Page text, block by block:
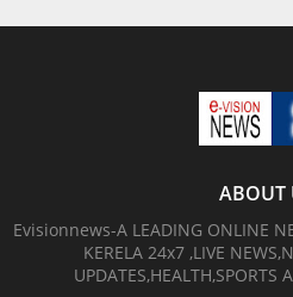
ABOUT
Evisionnews-A LEADING ONLINE
KERELA 24x7 ,LIVE
UPDATES,HEALTH,SPORTS